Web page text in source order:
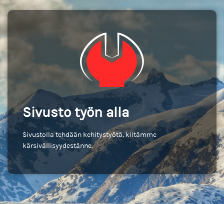
Sivusto työn alla
Sivustolla tehdään kehitystyötä, kiitämme
kärsivällisyydestänne.